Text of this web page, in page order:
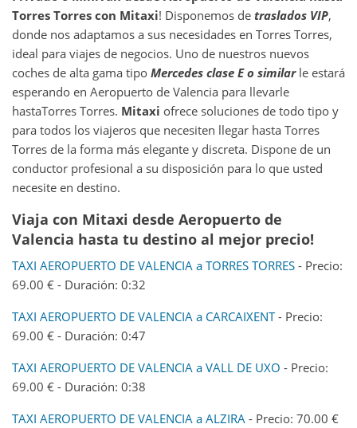
Torres Torres con Mitaxi! Disponemos de traslados VIP,
donde nos adaptamos a sus necesidades en Torres Torres,
ideal para viajes de negocios. Uno de nuestros nuevos
coches de alta gama tipo Mercedes clase E o similarle estará
esperando en Aeropuerto de Valencia para llevarle
hastaTorres Torres. Mitaxi ofrece soluciones de todo tipo y
para todos los viajeros que necesiten llegar hasta Torres
Torres de la forma más elegante y discreta. Dispone de un
conductor profesional a su disposición para lo que usted
necesite en destino.
Viaja con Mitaxi desde Aeropuerto de
Valencia hasta tu destino al mejor precio!
TAXI AEROPUERTO DE VALENCIA a TORRES TORRES - Precio:
69.00 € - Duración: 0:32
TAXI AEROPUERTO DE VALENCIA a CARCAIXENT- Precio:
69.00 € - Duración: 0:47
TAXI AEROPUERTO DE VALENCIA a VALL DE UXO - Precio:
69.00 € - Duración: 0:38
TAXI AEROPUERTO DE VALENCIA a ALZIRA - Precio: 70.00 €